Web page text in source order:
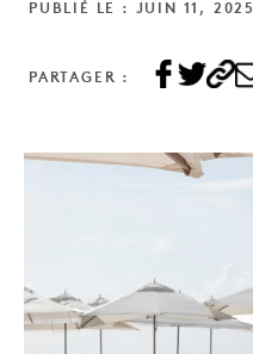
PUBLIÉ LE : JUIN 11, 2025
PARTAGER :